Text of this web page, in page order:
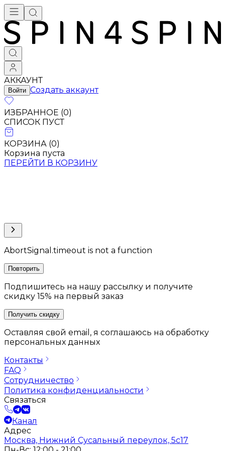
АККАУНТ
Войти Создать аккаунт
ИЗБРАННОЕ (0)
СПИСОК ПУСТ
КОРЗИНА (0)
Корзина пуста
ПЕРЕЙТИ В КОРЗИНУ
AbortSignal.timeout is not a function
Повторить
Подпишитесь на нашу рассылку и получите
скидку 15% на первый заказ
Получить скидку
Оставляя свой email, я соглашаюсь на обработку
персональных данных
Контакты
FAQ
Сотрудничество
Политика конфиденциальности
Связаться
Канал
Адрес
Москва, Нижний Сусальный переулок, 5с17